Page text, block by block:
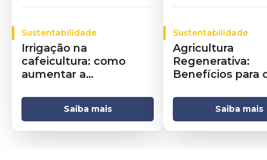
Sustentabilidade
Irrigação na
cafeicultura: como
aumentar a
Saiba mais
Sustentabilidade
Agricultura
Regenerativa:
Benefícios para
Saiba mais